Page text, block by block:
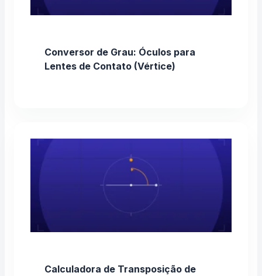
Conversor de Grau: Óculos para
Lentes de Contato (Vértice)
Calculadora de Transposição de